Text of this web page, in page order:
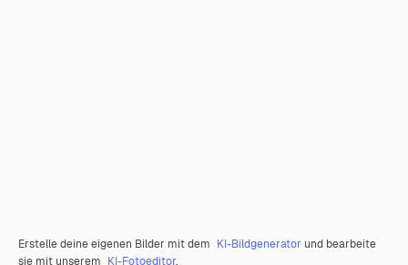
Erstelle deine eigenen Bilder mit dem KI-Bildgenerator und bearbeite
sie mit unserem KI-Fotoeditor.